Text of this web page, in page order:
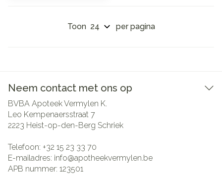
Toon per pagina
Neem contact met ons op
BVBA Apoteek Vermylen K.
Leo Kempenaersstraat 7
2223 Heist-op-den-Berg Schriek
Telefoon: +32 15 23 33 70
E-mailadres: info@apotheekvermylen.be
APB nummer: 123501